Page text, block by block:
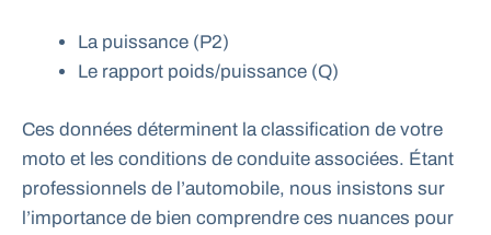
La puissance (P2)
Le rapport poids/puissance (Q)
Ces données déterminent la classification de votre
moto et les conditions de conduite associées. Étant
professionnels de l’automobile, nous insistons sur
l’importance de bien comprendre ces nuances pour